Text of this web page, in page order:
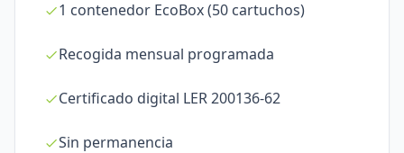
1 contenedor EcoBox (50 cartuchos)
Recogida mensual programada
Certificado digital LER 200136-62
Sin permanencia